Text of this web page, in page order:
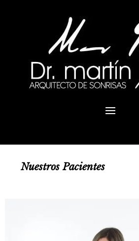
Nuestros Pacientes